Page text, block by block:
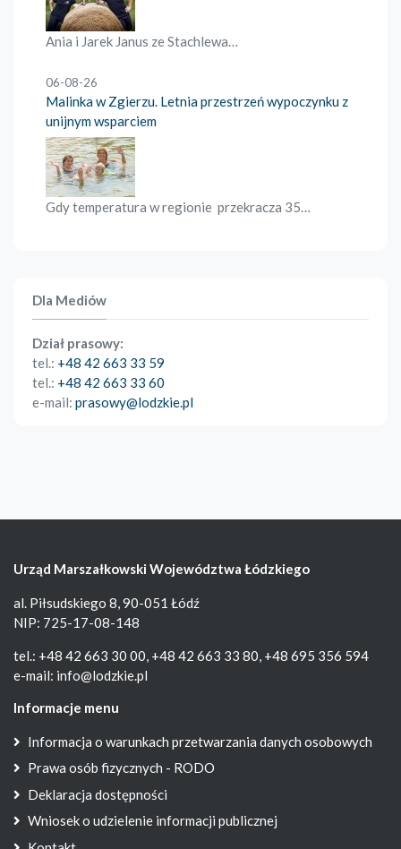
Ania i Jarek Janus ze Stachlewa…
06-08-26
Malinka w Zgierzu. Letnia przestrzeń wypoczynku z
unijnym wsparciem
Gdy temperatura w regionie przekracza 35…
Dla Mediów
Dział prasowy:
tel.: +48 42 663 33 59
tel.: +48 42 663 33 60
e-mail: prasowy@lodzkie.pl
Urząd Marszałkowski Województwa Łódzkiego
al. Piłsudskiego 8, 90-051 Łódź
NIP: 725-17-08-148
tel.: +48 42 663 30 00, +48 42 663 33 80, +48 695 356 594
e-mail: info@lodzkie.pl
Informacje menu
Informacja o warunkach przetwarzania danych osobowych
Prawa osób fizycznych - RODO
Deklaracja dostępności
Wniosek o udzielenie informacji publicznej